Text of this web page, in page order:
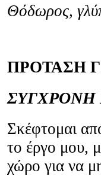
Θόδωρος,
ΠΡΟΤΑΣΗ
ΣΥΓΧΡΟΝΗ
Σκέφτομαι
το έργο μου,
χώρο για να